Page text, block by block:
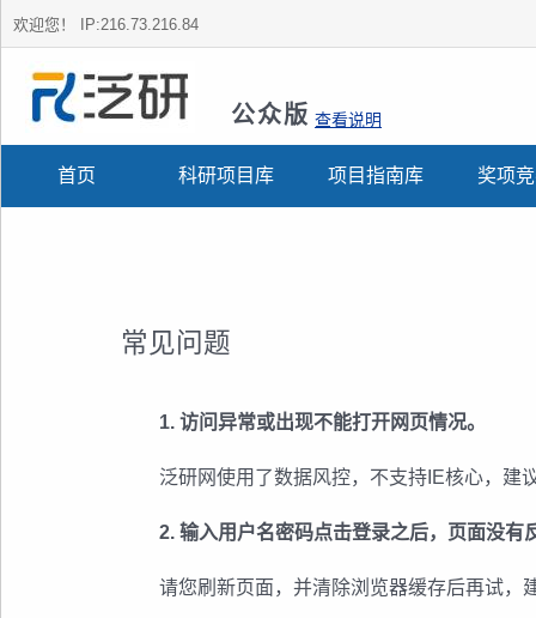
欢迎您！ IP:216.73.216.84
公众版 查看说明
首页 科研项目库 项目指南库 奖项
常见问题
1. 访问异常或出现不能打开网页情况。
泛研网使用了数据风控，不支持IE核心，建
2. 输入用户名密码点击登录之后，页面没有
请您刷新页面，并清除浏览器缓存后再试，